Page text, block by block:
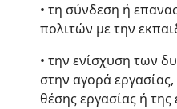
• τη σύνδεση ή
πολιτών με την
• την ενίσχυση των
στην αγορά
θέσης εργασίας ή της